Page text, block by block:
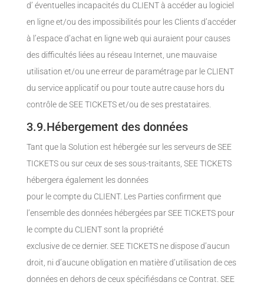
d’ éventuelles incapacités du CLIENT à accéder au logiciel
en ligne et/ou des impossibilités pour les Clients d’accéder
à l’espace d’achat en ligne web qui auraient pour causes
des difficultés liées au réseau Internet, une mauvaise
utilisation et/ou une erreur de paramétrage par le CLIENT
du service applicatif ou pour toute autre cause hors du
contrôle de SEE TICKETS et/ou de ses prestataires.
3.9.Hébergement des données
Tant que la Solution est hébergée sur les serveurs de SEE
TICKETS ou sur ceux de ses sous-traitants, SEE TICKETS
hébergera également les données
pour le compte du CLIENT. Les Parties confirment que
l’ensemble des données hébergées par SEE TICKETS pour
le compte du CLIENT sont la propriété
exclusive de ce dernier. SEE TICKETS ne dispose d’aucun
droit, ni d’aucune obligation en matière d’utilisation de ces
données en dehors de ceux spécifiésdans ce Contrat. SEE